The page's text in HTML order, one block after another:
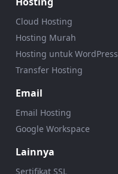
Cloud Hosting
Hosting Murah
Hosting untuk WordPress
Transfer Hosting
Email
Email Hosting
Google Workspace
Lainnya
Sertifikat SSL